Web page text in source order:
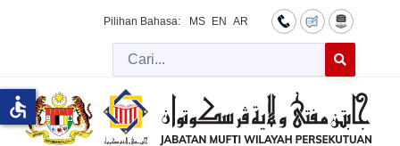
Pilihan Bahasa: MS EN AR
Cari
accessible